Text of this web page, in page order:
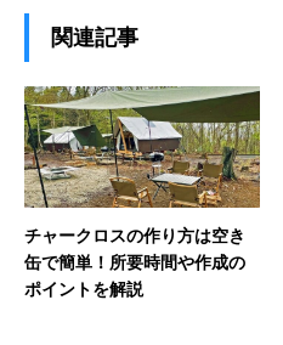
関連記事
チャークロスの作り方は空き
缶で簡単！所要時間や作成の
ポイントを解説